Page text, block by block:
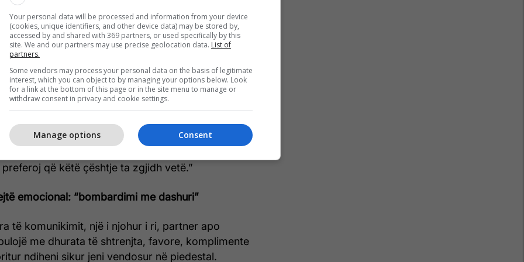
Në pamje të parë duket sikur duhet t’i thoni
jush mbetet një ndjesi e çuditshme, diku
fajit.
Kjo është shkelje e kufijve personalë, e paraqitur
ndihmon pa u pyetur, shpesh dërgon mesazhin
ia del dot vetë; unë jam më i fortë dhe më i
kjo lloj ndihme pothuajse gjithmonë krijon një
vonë mund t’ju përmendet.
që këtë çështje ta zgjidh vetë.”
emocional: “bombardimi me dashuri”
të komunikimit, një i njohur i ri, partner apo
me dhurata të shtrenjta, favore, komplimente
ndiheni sikur jeni vendosur në piedestal.
Your personal data will be processed and information from your device
(cookies, unique identifiers, and other device data) may be stored by,
accessed by and shared with 369 partners, or used specifically by this
site. We and our partners may use precise geolocation data. List of
partners.
Some vendors may process your personal data on the basis of legitimate
interest, which you can object to by managing your options below. Look
for a link at the bottom of this page or in the site menu to manage or
withdraw consent in privacy and cookie settings.
Consent
Manage options